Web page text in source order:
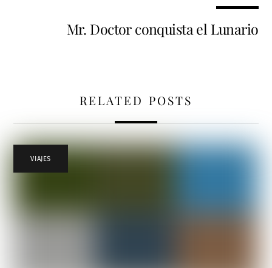
Mr. Doctor conquista el Lunario
RELATED POSTS
VIAJES